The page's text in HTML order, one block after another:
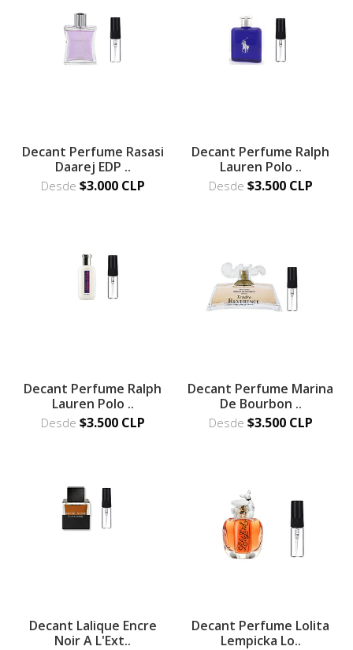
Decant Perfume Rasasi
Daarej EDP ..
Desde $3.000 CLP
Decant Perfume Ralph
Lauren Polo ..
Desde $3.500 CLP
Decant Perfume Ralph
Lauren Polo ..
Desde $3.500 CLP
Decant Perfume Marina
De Bourbon ..
Desde $3.500 CLP
Decant Lalique Encre
Noir A L'Ext..
Decant Perfume Lolita
Lempicka Lo..